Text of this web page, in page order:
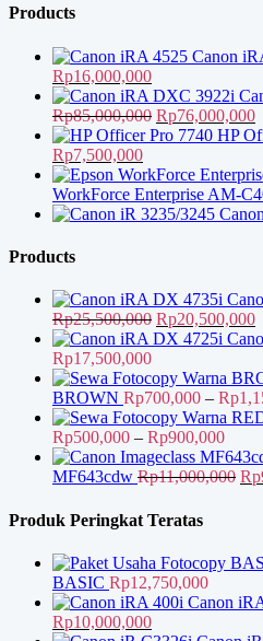
Products
Canon
Harga
aslinya
adalah:
Rp19,000,000.
Rp16,000,000Harga
saat
ini
adalah:
Rp85,000,000 Harga
aslinya
Rp85,000,000.
Rp76,000,000
HP
Harga
aslinya
adalah:
Rp9,000,000.
Rp7,500,000Harga
saat
ini
adalah:
WorkForce Enterprise AM-
Products
Rp25,500,000 Harga
aslinya
Rp25,500,000.
Rp20,500,000
Rp17,500,000
BROWN Rp700,000 – Rp
Rp500,000 – Rp900,000
MF643cdw Rp11,000,000 Rp
Produk Peringkat Teratas
BASIC Rp12,750,000
Canon
Harga
Rp10,000,000Harga